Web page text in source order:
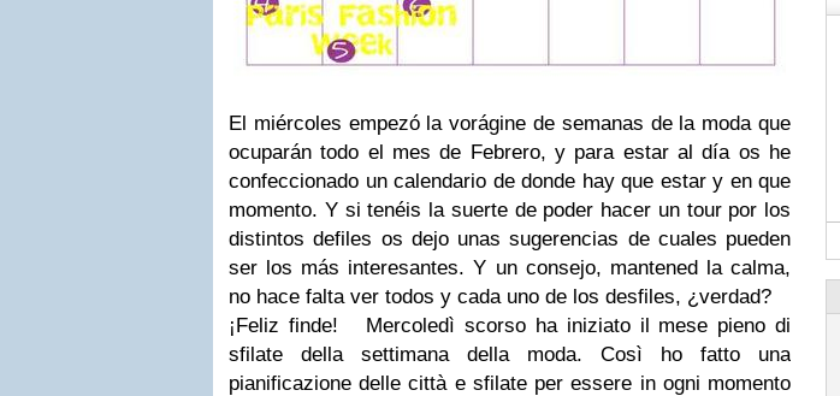
El miércoles empezó la vorágine de semanas de la moda que
ocuparán todo el mes de Febrero, y para estar al día os he
confeccionado un calendario de donde hay que estar y en que
momento. Y si tenéis la suerte de poder hacer un tour por los
distintos defiles os dejo unas sugerencias de cuales pueden
ser los más interesantes. Y un consejo, mantened la calma,
no hace falta ver todos y cada uno de los desfiles, ¿verdad?
¡Feliz finde! Mercoledì scorso ha iniziato il mese pieno di
sfilate della settimana della moda. Così ho fatto una
pianificazione delle città e sfilate per essere in ogni momento